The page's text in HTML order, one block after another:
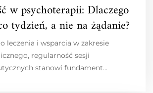
w psychoterapii: Dlaczego
tydzień, a nie na żądanie?
leczenia i wsparcia w zakresie
regularność sesji
stanowi fundament…